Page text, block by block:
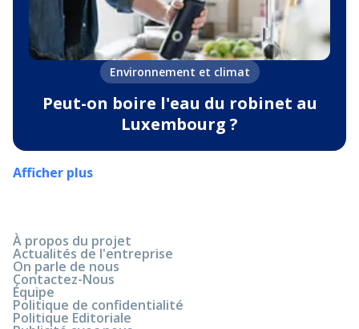
Environnement et climat
Peut-on boire l'eau du robinet au
Luxembourg ?
Afficher plus
À propos du projet
Actualités de l'entreprise
On parle de nous
Contactez-Nous
Équipe
Politique de confidentialité
Politique Editoriale